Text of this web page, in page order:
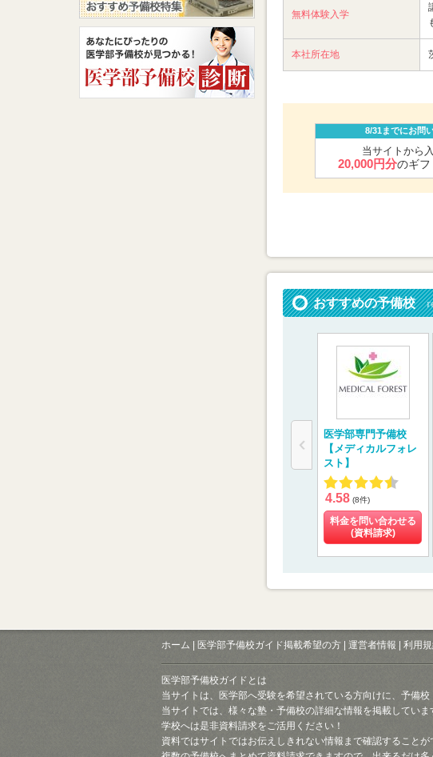
無料体験入学
本社所在地
8/31までにお問
当サイトから
20,000円分のギフ
おすすめの予備校
医学部専門予備校
【メディカルフォレ
スト】
4.58 (8件)
料金を問い合わせる
(資料請求)
ホーム 医学部予備校ガイド掲載希望の方 運営者情報 利用
医学部予備校ガイドとは
当サイトは、医学部へ受験を希望されている方向けに、予備
当サイトでは、様々な塾・予備校の詳細な情報を掲載してい
学校へは是非資料請求をご活用ください！
資料ではサイトではお伝えしきれない情報まで確認すること